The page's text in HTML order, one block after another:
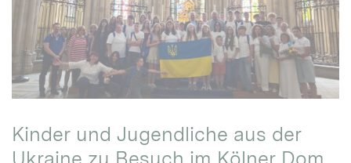
Kinder und Jugendliche aus der